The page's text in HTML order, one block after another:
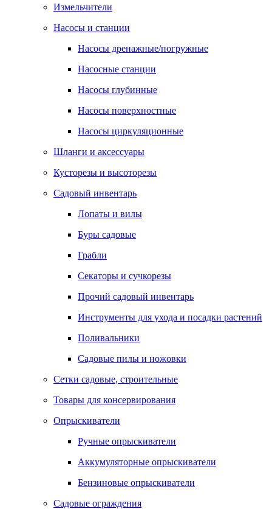
Измельчители
Насосы и станции
Насосы дренажные/погружные
Насосные станции
Насосы глубинные
Насосы поверхностные
Насосы циркуляционные
Шланги и аксессуары
Кусторезы и высоторезы
Садовый инвентарь
Лопаты и вилы
Буры садовые
Грабли
Секаторы и сучкорезы
Прочий садовый инвентарь
Инструменты для ухода и посадки растений
Поливальники
Садовые пилы и ножовки
Сетки садовые, строительные
Товары для консервирования
Опрыскиватели
Ручные опрыскиватели
Аккумуляторные опрыскиватели
Бензиновые опрыскиватели
Садовые ограждения